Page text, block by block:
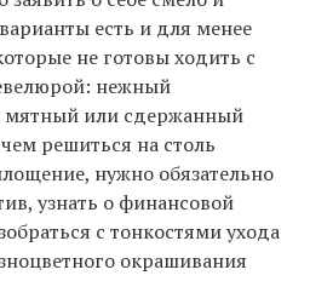
есть и для менее
не готовы ходить с
нежный
или сдержанный
решиться на столь
нужно обязательно
узнать о финансовой
с тонкостями ухода
окрашивания